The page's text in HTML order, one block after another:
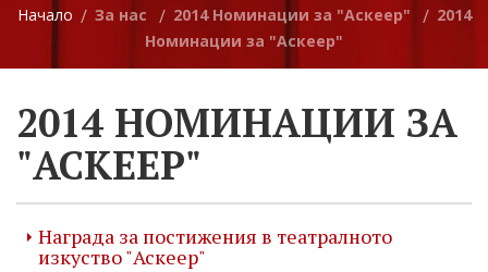
Начало / За нас / 2014 Номинации за "Аскеер" / 2014
Номинации за "Аскеер"
2014 НОМИНАЦИИ ЗА
"АСКЕЕР"
Награда за постижения в театралното
изкуство "Аскеер"